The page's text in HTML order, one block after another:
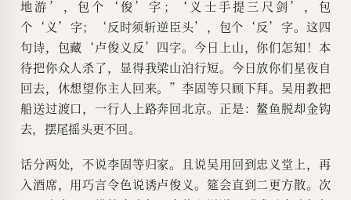
地游’，包个‘俊’字；‘义士手提三尺剑’，包
个‘义’字；‘反时须斩逆臣头’，包个‘反’字。这四
句诗，包藏‘卢俊义反’四字。今日上山，你们怎知！本
待把你众人杀了，显得我梁山泊行短。今日放你们星夜自
回去，休想望你主人回来。”李固等只顾下拜。吴用教把
船送过渡口，一行人上路奔回北京。正是：鳌鱼脱却金钩
去，摆尾摇头更不回。
话分两处，不说李固等归家。且说吴用回到忠义堂上，再
入酒席，用巧言令色说诱卢俊义。筵会直到二更方散。次